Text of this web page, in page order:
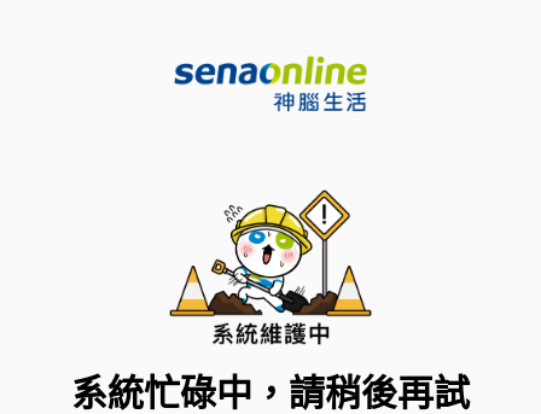
系統忙碌中，請稍後再試